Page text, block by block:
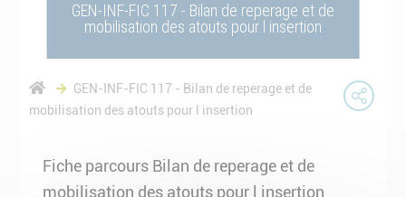
GEN-INF-FIC 117 - Bilan de reperage et de
mobilisation des atouts pour l insertion
GEN-INF-FIC 117 - Bilan de reperage et de
mobilisation des atouts pour l insertion
Fiche parcours Bilan de reperage et de
mobilisation des atouts pour l insertion